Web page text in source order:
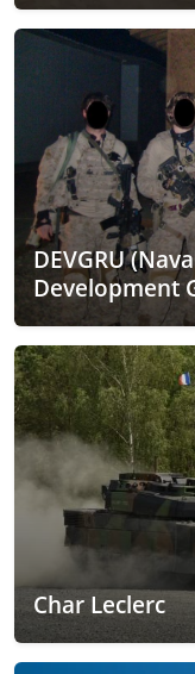
DEVGRU
Development
Char Leclerc